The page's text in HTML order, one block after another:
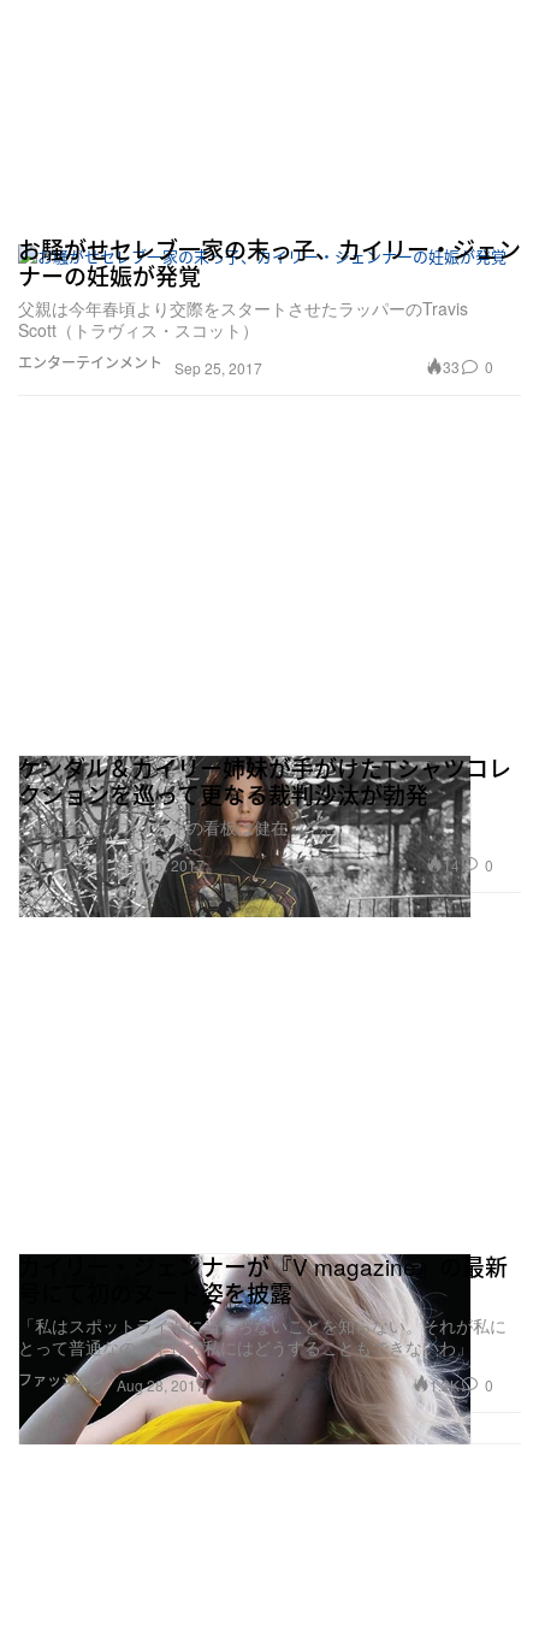
エンターテインメント
ナーの妊娠が発覚
父親は今年春頃より交際をスタートさせたラッパーのTravis
Scott（トラヴィス・スコット）
Sep 25, 2017
ファッション
クションを巡って更なる裁判沙汰が勃発
お騒がせセレブリティの看板は健在
Sep 15, 2017 14
ファッション
号にて初のヌード姿を披露
「私はスポットライトに当たらないことを知らない。それが私に
とって普通なの。そして私にはどうすることもできないわ」
Aug 28, 2017 1.2K